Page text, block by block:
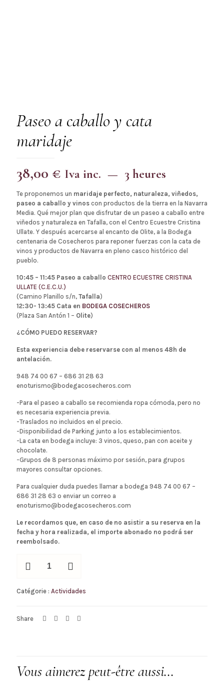
Paseo a caballo y cata
maridaje
38,00 € Iva inc. 3 heures
Te proponemos un maridaje perfecto, naturaleza, viñedos,
paseo a caballo y vinos con productos de la tierra en la Navarra
Media. Qué mejor plan que disfrutar de un paseo a caballo entre
viñedos y naturaleza en Tafalla, con el Centro Ecuestre Cristina
Ullate. Y después acercarse al encanto de Olite, a la Bodega
centenaria de Cosecheros para reponer fuerzas con la cata de
vinos y productos de Navarra en pleno casco histórico del
pueblo.
10:45 – 11:45 Paseo a caballo CENTRO ECUESTRE CRISTINA
ULLATE (C.E.C.U.)
(Camino Planillo s/n, Tafalla)
12:30- 13:45 Cata en BODEGA COSECHEROS
(Plaza San Antón 1 – Olite)
¿CÓMO PUEDO RESERVAR?
Esta experiencia debe reservarse con al menos 48h de
antelación.
948 74 00 67 – 686 31 28 63
enoturismo@bodegacosecheros.com
-Para el paseo a caballo se recomienda ropa cómoda, pero no
es necesaria experiencia previa.
-Traslados no incluidos en el precio.
-Disponibilidad de Parking junto a los establecimientos.
-La cata en bodega incluye: 3 vinos, queso, pan con aceite y
chocolate.
-Grupos de 8 personas máximo por sesión, para grupos
mayores consultar opciones.
Para cualquier duda puedes llamar a bodega 948 74 00 67 –
686 31 28 63 o enviar un correo a
enoturismo@bodegacosecheros.com
Le recordamos que, en caso de no asistir a su reserva en la
fecha y hora realizada, el importe abonado no podrá ser
reembolsado.
caballo
cata
Catégorie : Actividades
Share
Vous aimerez peut-être aussi…